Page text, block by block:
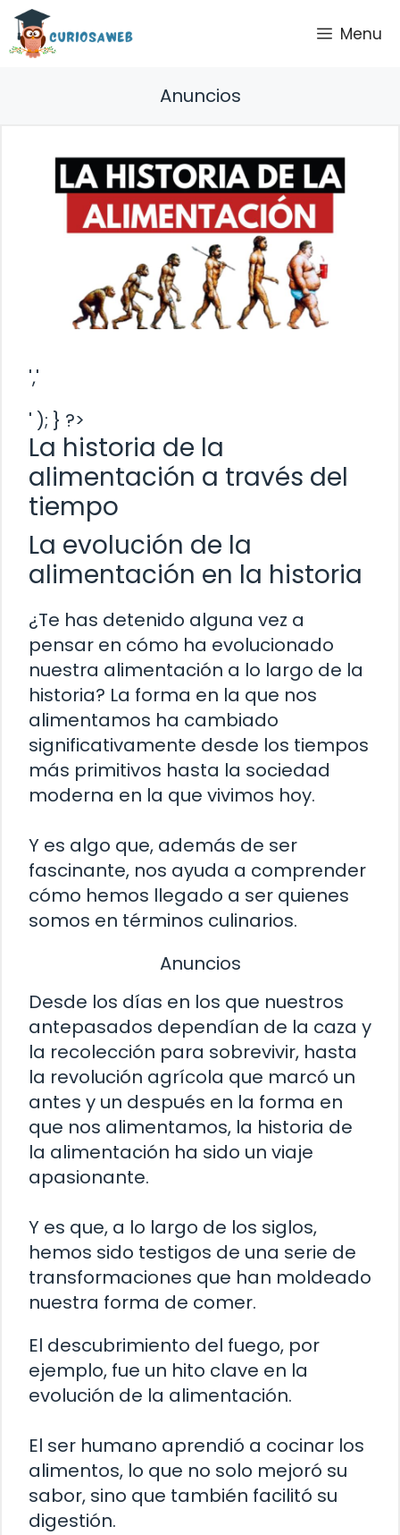
Saltar
contenido
Menu
Anuncios
','
' ); } ?>
La historia de la
alimentación a través del
tiempo
La evolución de la
alimentación en la historia
¿Te has detenido alguna vez a
pensar en cómo ha evolucionado
nuestra alimentación a lo largo de la
historia? La forma en la que nos
alimentamos ha cambiado
significativamente desde los tiempos
más primitivos hasta la sociedad
moderna en la que vivimos hoy.
Y es algo que, además de ser
fascinante, nos ayuda a comprender
cómo hemos llegado a ser quienes
somos en términos culinarios.
Anuncios
Desde los días en los que nuestros
antepasados dependían de la caza y
la recolección para sobrevivir, hasta
la revolución agrícola que marcó un
antes y un después en la forma en
que nos alimentamos, la historia de
la alimentación ha sido un viaje
apasionante.
Y es que, a lo largo de los siglos,
hemos sido testigos de una serie de
transformaciones que han moldeado
nuestra forma de comer.
El descubrimiento del fuego, por
ejemplo, fue un hito clave en la
evolución de la alimentación.
El ser humano aprendió a cocinar los
alimentos, lo que no solo mejoró su
sabor, sino que también facilitó su
digestión.